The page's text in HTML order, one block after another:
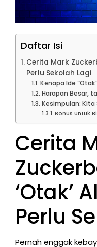
Daftar Isi
Cerita Mark
Perlu Sekolah Lagi
Kenapa Ide
Harapan Besar,
Kesimpulan: Kita
Bonus untuk
Cerita
‘Otak’
Perlu
Pernah enggak